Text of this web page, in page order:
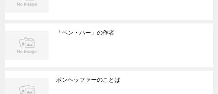
「ベン・ハー」の作者
ボンヘッファーのことば